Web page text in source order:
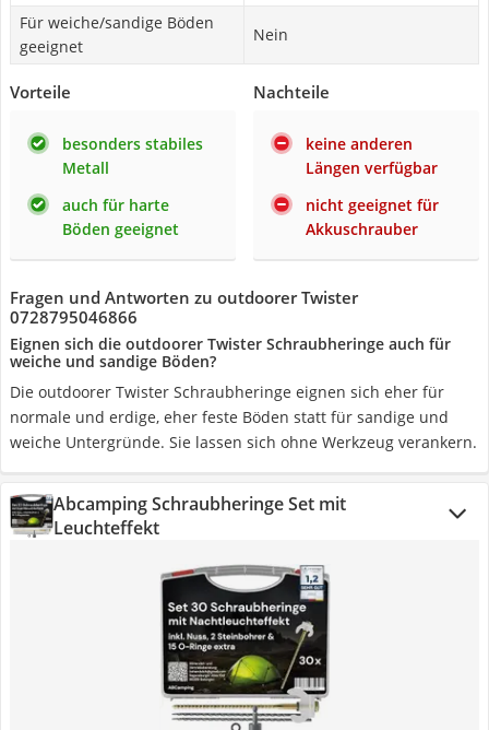
Für weiche/sandige Böden
geeignet
Nein
Vorteile
besonders stabiles
Metall
auch für harte
Böden geeignet
Nachteile
keine anderen
Längen verfügbar
nicht geeignet für
Akkuschrauber
Fragen und Antworten zu outdoorer Twister
0728795046866
Eignen sich die outdoorer Twister Schraubheringe auch für
weiche und sandige Böden?
Die outdoorer Twister Schraubheringe eignen sich eher für
normale und erdige, eher feste Böden statt für sandige und
weiche Untergründe. Sie lassen sich ohne Werkzeug verankern.
Abcamping Schraubheringe Set mit
Leuchteffekt